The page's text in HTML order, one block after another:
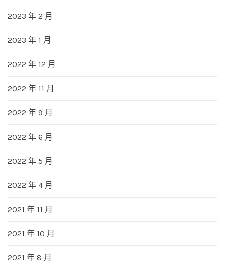
2023 年 2 月
2023 年 1 月
2022 年 12 月
2022 年 11 月
2022 年 9 月
2022 年 6 月
2022 年 5 月
2022 年 4 月
2021 年 11 月
2021 年 10 月
2021 年 8 月